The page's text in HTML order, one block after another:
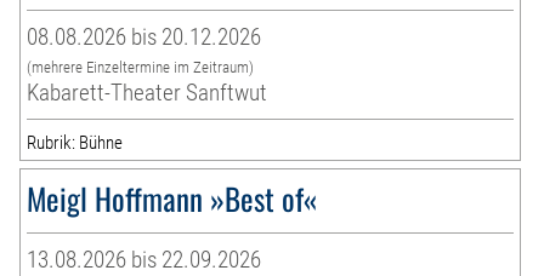
08.08.2026 bis 20.12.2026
(mehrere Einzeltermine im Zeitraum)
Kabarett-Theater Sanftwut
Rubrik: Bühne
Meigl Hoffmann »Best of«
13.08.2026 bis 22.09.2026